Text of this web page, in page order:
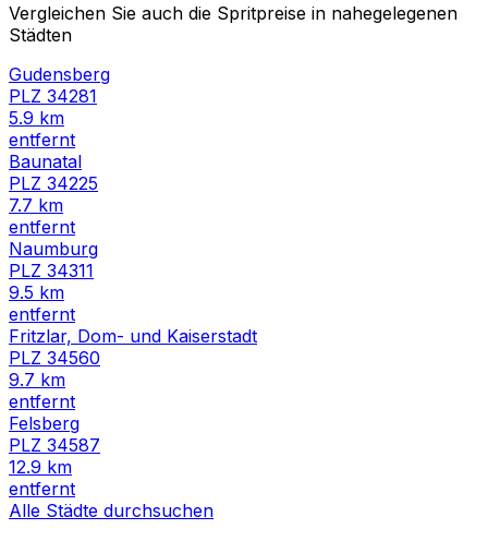
Vergleichen Sie auch die Spritpreise in nahegelegenen
Städten
Gudensberg
PLZ 34281
5.9 km
entfernt
Baunatal
PLZ 34225
7.7 km
entfernt
Naumburg
PLZ 34311
9.5 km
entfernt
Fritzlar, Dom- und Kaiserstadt
PLZ 34560
9.7 km
entfernt
Felsberg
PLZ 34587
12.9 km
entfernt
Alle Städte durchsuchen